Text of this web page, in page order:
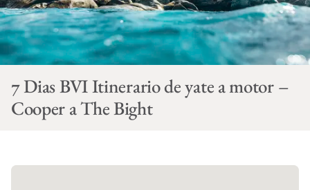
7 Dias BVI Itinerario de yate a motor –
Cooper a The Bight